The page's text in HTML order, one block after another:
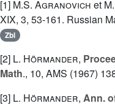
[1] M.S. Agranovich et
XIX, 3, 53-161. Russian
Zbl
[2] L. Hörmander,
Math., 10, AMS (1967)
[3] L. Hörmander, Ann.